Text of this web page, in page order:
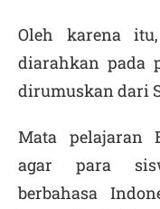
Oleh karena
diarahkan pada
dirumuskan dari
Mata pelajaran
agar para
berbahasa